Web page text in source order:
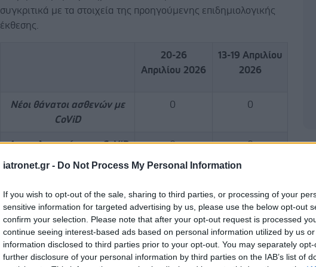
iatronet.gr - Do Not Process My Personal Information
If you wish to opt-out of the sale, sharing to third parties, or processing of your
sensitive information for targeted advertising by us, please use the below opt-out
confirm your selection. Please note that after your opt-out request is processed
continue seeing interest-based ads based on personal information utilized by us
information disclosed to third parties prior to your opt-out. You may separately
further disclosure of your personal information by third parties on the IAB’s list of
συγκριτικά με τα στοιχεία της προηγούμενης επιδημιολογικής
έκθεσης.
20-26
Απριλίου 2026
13-19 Απριλίου
2026
Νέοι θάνατοι ασθενών με
CoViD
0 0
Διασωληνωμένοι με CoViD 0 0
Νέες νοσηλείες ασθενών
22
Εισαγωγές σε ΜΕΘ
ασθενών με γρίπη
0 0
Νέες νοσηλείες ασθενών
με γρίπη
14 41